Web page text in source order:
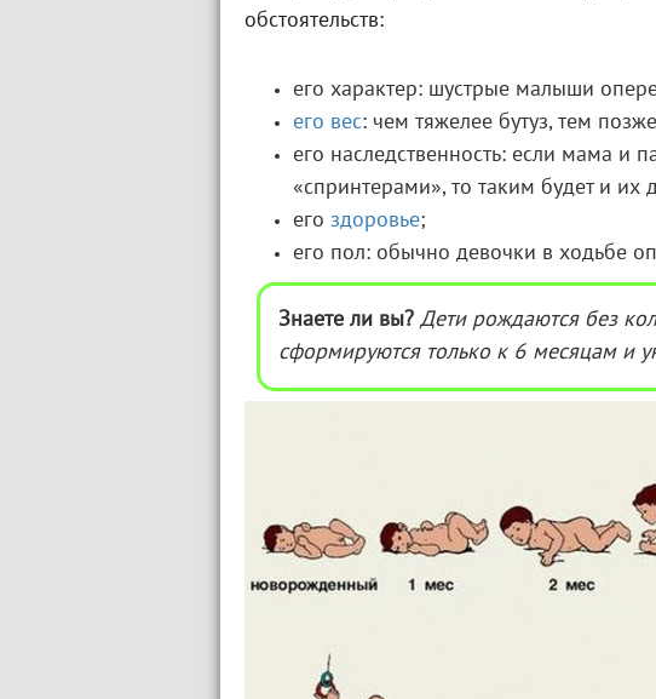
обстоятельств:
его характер: шустрые малыши
его вес: чем тяжелее бутуз, тем
его наследственность: если мама и
«спринтерами», то таким будет и их
его здоровье;
его пол: обычно девочки в ходьбе
Знаете ли вы? Дети рождаются без
сформируются только к 6 месяцам и